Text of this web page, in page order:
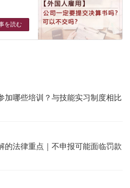
を読む
加哪些培训？与技能实习制度相比
的法律重点｜不申报可能面临罚款